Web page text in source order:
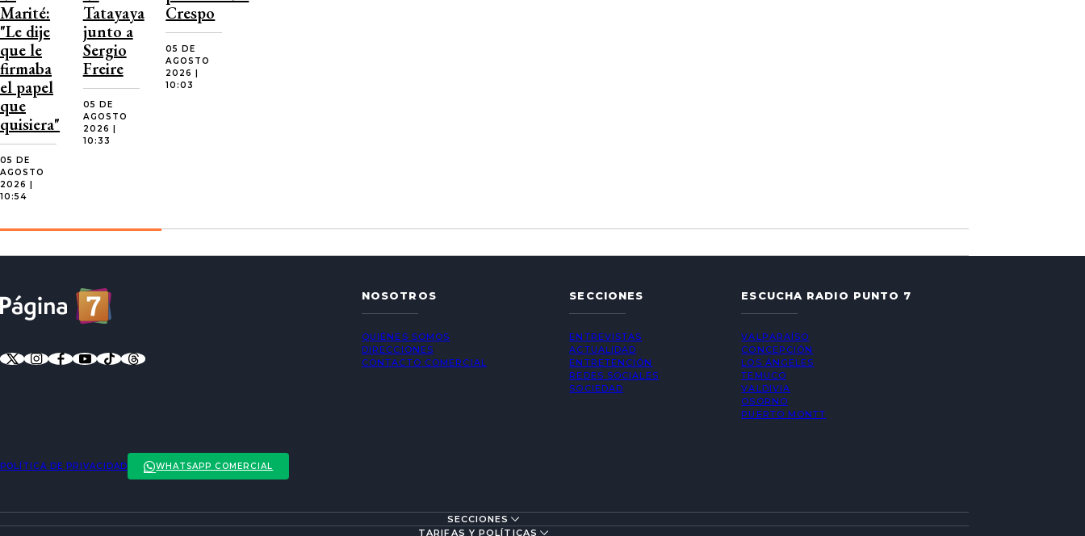
Marité:
"Le dije
que le
firmaba
el papel
que
quisiera"
05 DE
AGOSTO
2026 |
10:54
Tatayaya
junto a
Sergio
Freire
05 DE
AGOSTO
2026 |
10:33
Crespo
05 DE
AGOSTO
2026 |
10:03
NOSOTROS
QUIÉNES SOMOS
DIRECCIONES
CONTACTO COMERCIAL
SECCIONES
ENTREVISTAS
ACTUALIDAD
ENTRETENCIÓN
REDES SOCIALES
SOCIEDAD
ESCUCHA RADIO PUNTO 7
VALPARAÍSO
CONCEPCIÓN
LOS ÁNGELES
TEMUCO
VALDIVIA
OSORNO
PUERTO MONTT
POLÍTICA DE PRIVACIDAD WHATSAPP COMERCIAL
SECCIONES
TARIFAS Y POLÍTICAS